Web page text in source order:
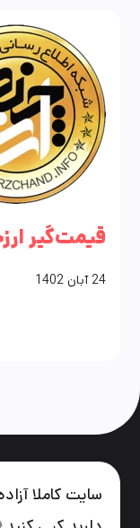
قیمت‌گیر
24 آبان 1402
سایت کاملا